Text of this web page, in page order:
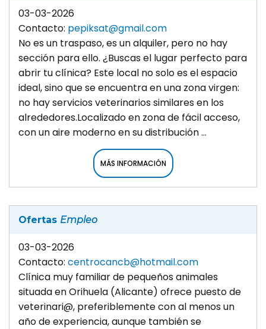
03-03-2026
Contacto: pepiksat@gmail.com
No es un traspaso, es un alquiler, pero no hay
sección para ello. ¿Buscas el lugar perfecto para
abrir tu clínica? Este local no solo es el espacio
ideal, sino que se encuentra en una zona virgen:
no hay servicios veterinarios similares en los
alrededores. ​Localizado en zona de fácil acceso,
con un aire moderno en su distribución ...
MÁS INFORMACIÓN
Ofertas Empleo
03-03-2026
Contacto: centrocancb@hotmail.com
Clínica muy familiar de pequeños animales
situada en Orihuela (Alicante) ofrece puesto de
veterinari@, preferiblemente con al menos un
año de experiencia, aunque también se